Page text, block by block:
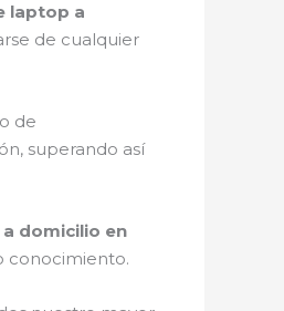
laptop a
de cualquier
de
superando así
domicilio en
conocimiento.